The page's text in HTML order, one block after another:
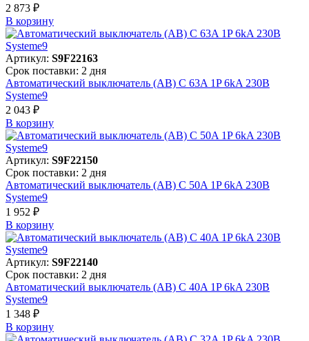
2 873 ₽
В корзинy
Артикул: S9F22163
Срок поставки: 2 дня
Автоматический выключатель (АВ) C 63A 1P 6kA 230В
Systeme9
2 043 ₽
В корзинy
Артикул: S9F22150
Срок поставки: 2 дня
Автоматический выключатель (АВ) C 50A 1P 6kA 230В
Systeme9
1 952 ₽
В корзинy
Артикул: S9F22140
Срок поставки: 2 дня
Автоматический выключатель (АВ) C 40A 1P 6kA 230В
Systeme9
1 348 ₽
В корзинy